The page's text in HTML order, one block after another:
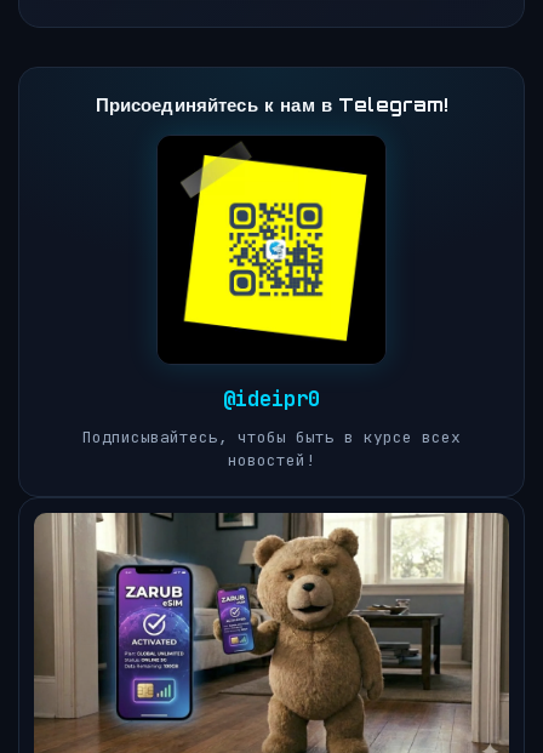
Присоединяйтесь к нам в Telegram!
@ideipr0
Подписывайтесь, чтобы быть в курсе всех
новостей!